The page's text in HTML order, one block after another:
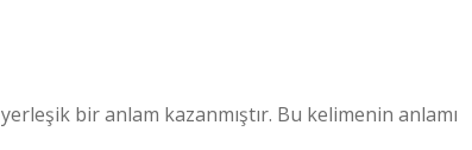
bir anlam kazanmıştır. Bu kelimenin anlamı